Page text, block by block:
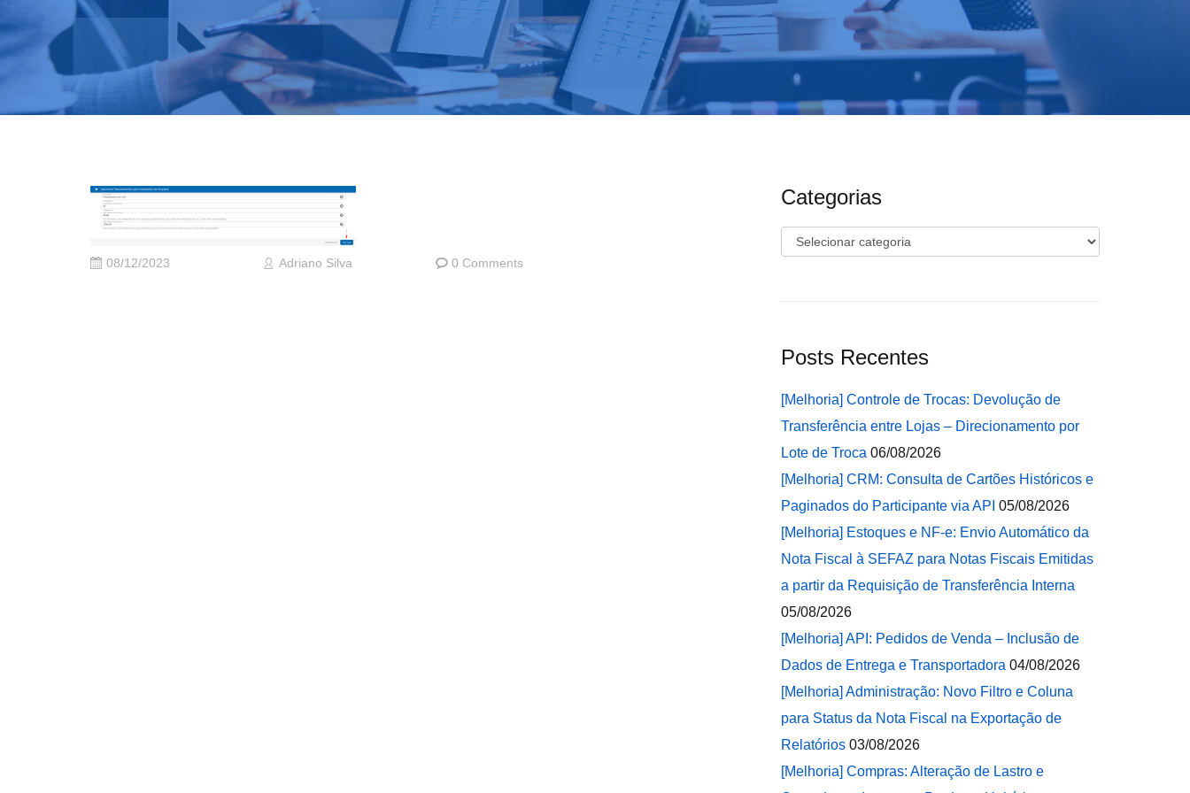
08/12/2023 Adriano Silva 0 Comments
Categorias
Categorias
Posts Recentes
[Melhoria] Controle de Trocas: Devolução de
Transferência entre Lojas – Direcionamento por
Lote de Troca 06/08/2026
[Melhoria] CRM: Consulta de Cartões Históricos e
Paginados do Participante via API 05/08/2026
[Melhoria] Estoques e NF-e: Envio Automático da
Nota Fiscal à SEFAZ para Notas Fiscais Emitidas
a partir da Requisição de Transferência Interna
05/08/2026
[Melhoria] API: Pedidos de Venda – Inclusão de
Dados de Entrega e Transportadora 04/08/2026
[Melhoria] Administração: Novo Filtro e Coluna
para Status da Nota Fiscal na Exportação de
Relatórios 03/08/2026
[Melhoria] Compras: Alteração de Lastro e